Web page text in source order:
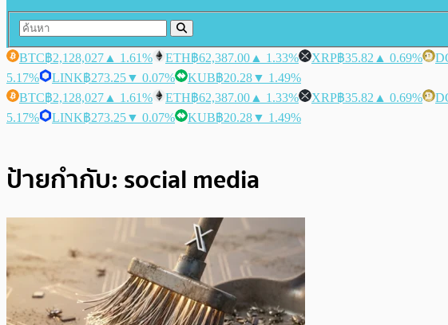
BTC฿2,128,027 ▲ 1.61% ETH฿62,387.00 ▲ 1.33% XRP฿35.82 ▲ 0.69%
5.17%
LINK฿273.25▼ 0.07% KUB฿20.28▼ 1.49%
BTC฿2,128,027 ▲ 1.61% ETH฿62,387.00 ▲ 1.33% XRP฿35.82 ▲ 0.69%
5.17%
LINK฿273.25▼ 0.07% KUB฿20.28▼ 1.49%
ป้ายกำกับ: social media